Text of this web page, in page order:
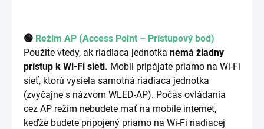
🟢 Režim AP (Access Point – Prístupový bod)
Použite vtedy, ak riadiaca jednotka nemá žiadny
prístup k Wi-Fi sieti. Mobil pripájate priamo na Wi-Fi
sieť, ktorú vysiela samotná riadiaca jednotka
(zvyčajne s názvom WLED-AP). Počas ovládania
cez AP režim nebudete mať na mobile internet,
keďže budete pripojený priamo na Wi-Fi riadiacej